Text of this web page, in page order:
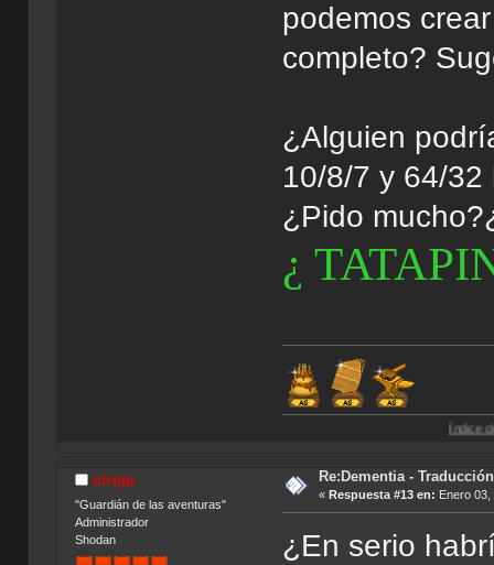
podemos
completo?
¿Alguien
10/8/7 y 64/32
¿Pido
¿
Índice de
cireja
"Guardián de las aventuras"
Administrador
Shodan
Re:Dementia -
« Respuesta #13 en: Enero
¿En serio